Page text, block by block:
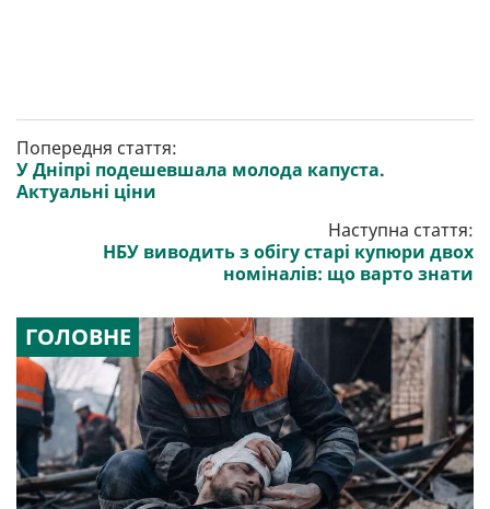
Попередня стаття:
У Дніпрі подешевшала молода капуста.
Актуальні ціни
Наступна стаття:
НБУ виводить з обігу старі купюри двох
номіналів: що варто знати
ГОЛОВНЕ